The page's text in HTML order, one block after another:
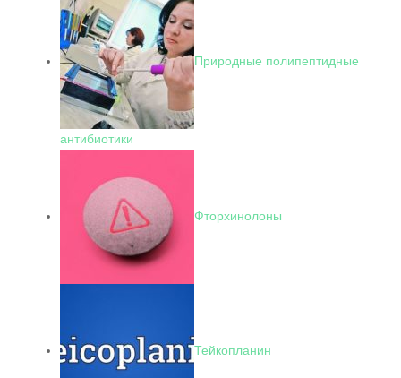
Природные полипептидные
антибиотики
Фторхинолоны
Тейкопланин